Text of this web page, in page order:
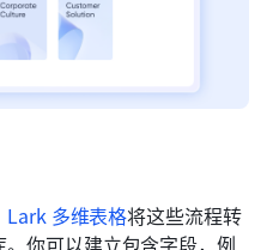
Lark 多维表格将这些流程转
你可以建立包含字段，例